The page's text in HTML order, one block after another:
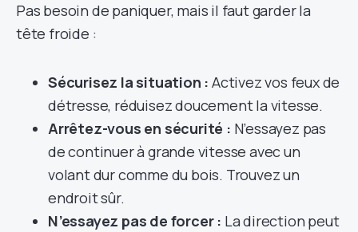
Pas besoin de paniquer, mais il faut garder la
tête froide :
Sécurisez la situation : Activez vos feux de
détresse, réduisez doucement la vitesse.
Arrêtez-vous en sécurité : N’essayez pas
de continuer à grande vitesse avec un
volant dur comme du bois. Trouvez un
endroit sûr.
N’essayez pas de forcer : La direction peut